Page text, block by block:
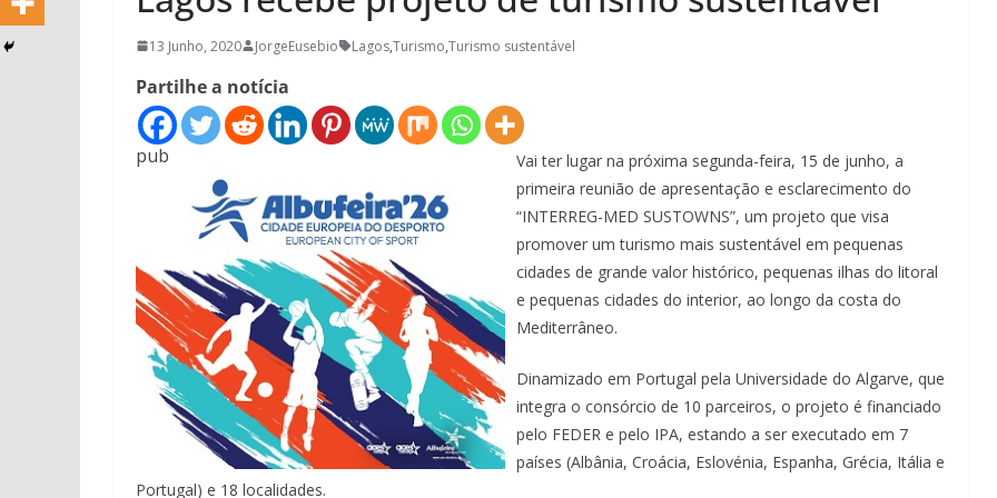
13 Junho, 2020 JorgeEusebio Lagos,Turismo,Turismo sustentável
Partilhe a notícia
pub
Vai ter lugar na próxima segunda-feira, 15 de junho, a
primeira reunião de apresentação e esclarecimento do
“INTERREG-MED SUSTOWNS”, um projeto que visa
promover um turismo mais sustentável em pequenas
cidades de grande valor histórico, pequenas ilhas do litoral
e pequenas cidades do interior, ao longo da costa do
Mediterrâneo.
Dinamizado em Portugal pela Universidade do Algarve, que
integra o consórcio de 10 parceiros, o projeto é financiado
pelo FEDER e pelo IPA, estando a ser executado em 7
países (Albânia, Croácia, Eslovénia, Espanha, Grécia, Itália e
Portugal) e 18 localidades.